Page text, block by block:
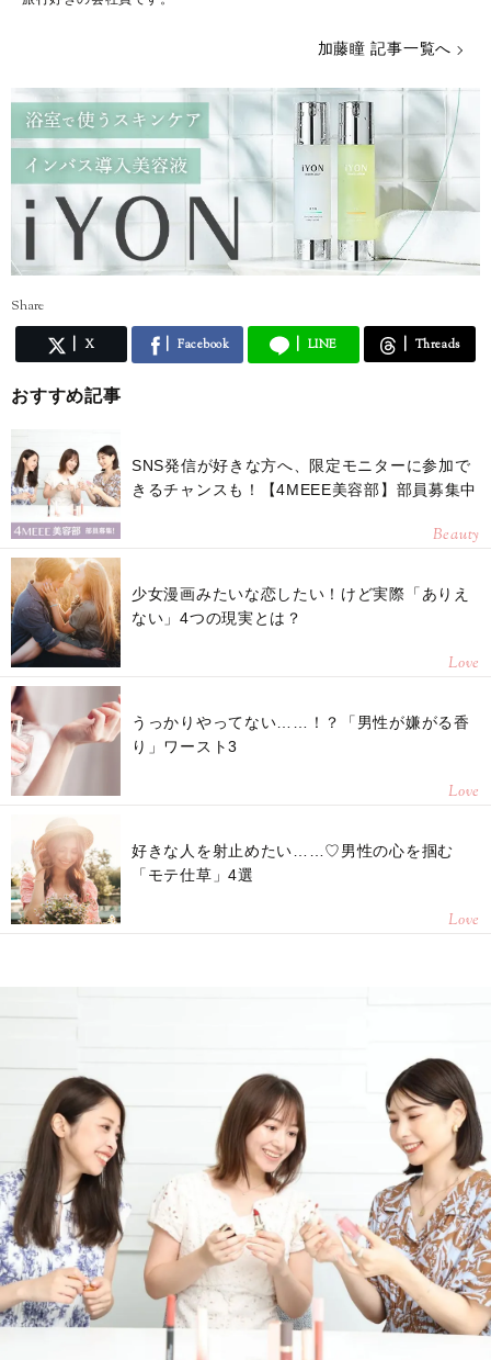
加藤瞳 記事一覧へ
Share
X Facebook LINE Threads
おすすめ記事
SNS発信が好きな方へ、限定モニターに参加で
きるチャンスも！【4MEEE美容部】部員募集中
Beauty
少女漫画みたいな恋したい！けど実際「ありえ
ない」4つの現実とは？
Love
うっかりやってない……！？「男性が嫌がる香
り」ワースト3
Love
好きな人を射止めたい……♡男性の心を掴む
「モテ仕草」4選
Love